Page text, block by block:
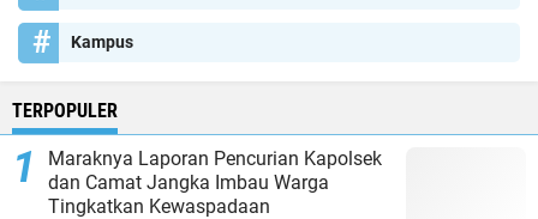
Kampus
TERPOPULER
Maraknya Laporan Pencurian Kapolsek
dan Camat Jangka Imbau Warga
Tingkatkan Kewaspadaan